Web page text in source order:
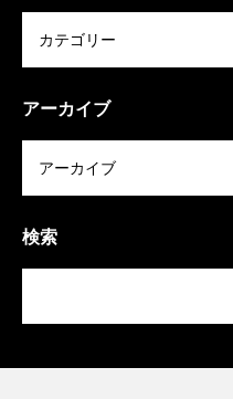
アーカイブ
検索